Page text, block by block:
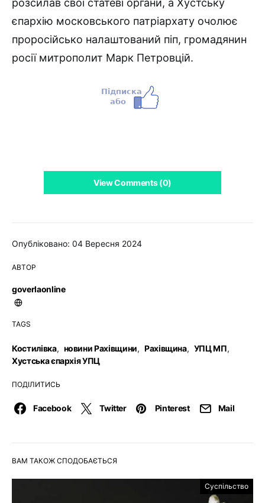
Опубліковано: 04 Вересня 2024
АВТОР
goverlaonline
TAGS
Костилівка, новини Рахівщини, Рахівщина, УПЦ МП,
Хустська єпархія УПЦ
ПОДІЛИТИСЬ
Facebook Twitter Pinterest Mail
єпархію московського патріархату очолює
проросійсько налаштований піп, громадянин
росії митрополит Марк Петровцій.
View Comments (0)
ВАМ ТАКОЖ СПОДОБАЄТЬСЯ
Суспільство